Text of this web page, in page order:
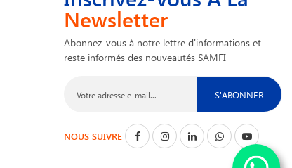
Newsletter
Abonnez-vous à notre lettre d'informations et
reste informés des nouveautés SAMFI
S'ABONNER
NOUS SUIVRE